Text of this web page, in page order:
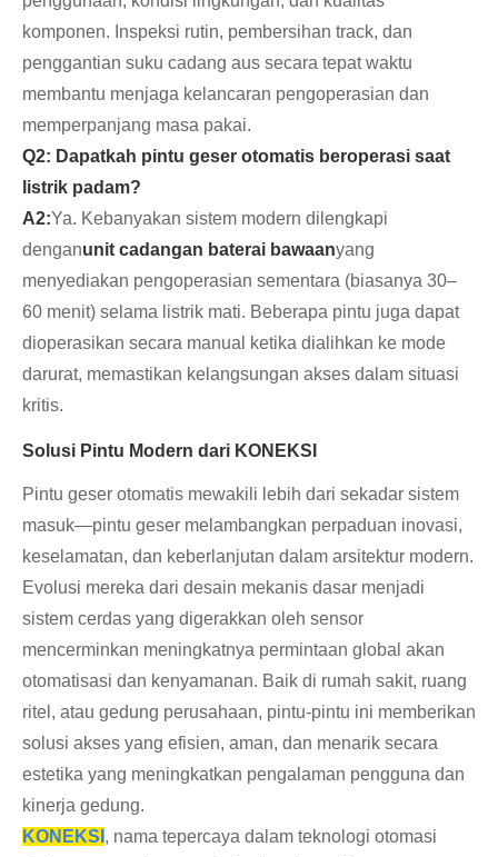
komponen. Inspeksi rutin, pembersihan track, dan
penggantian suku cadang aus secara tepat waktu
membantu menjaga kelancaran pengoperasian dan
memperpanjang masa pakai.
Q2: Dapatkah pintu geser otomatis beroperasi saat
listrik padam?
A2:Ya. Kebanyakan sistem modern dilengkapi
denganunit cadangan baterai bawaanyang
menyediakan pengoperasian sementara (biasanya 30–
60 menit) selama listrik mati. Beberapa pintu juga dapat
dioperasikan secara manual ketika dialihkan ke mode
darurat, memastikan kelangsungan akses dalam situasi
kritis.
Solusi Pintu Modern dari KONEKSI
Pintu geser otomatis mewakili lebih dari sekadar sistem
masuk—pintu geser melambangkan perpaduan inovasi,
keselamatan, dan keberlanjutan dalam arsitektur modern.
Evolusi mereka dari desain mekanis dasar menjadi
sistem cerdas yang digerakkan oleh sensor
mencerminkan meningkatnya permintaan global akan
otomatisasi dan kenyamanan. Baik di rumah sakit, ruang
ritel, atau gedung perusahaan, pintu-pintu ini memberikan
solusi akses yang efisien, aman, dan menarik secara
estetika yang meningkatkan pengalaman pengguna dan
kinerja gedung.
KONEKSI , nama tepercaya dalam teknologi otomasi